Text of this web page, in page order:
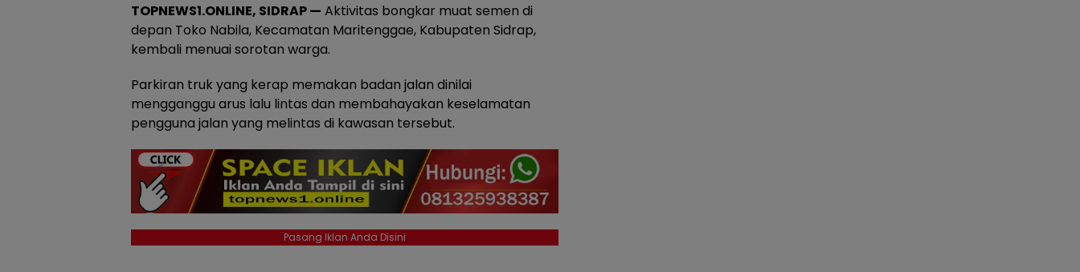
TOPNEWS1.ONLINE, SIDRAP — Aktivitas bongkar muat semen di
depan Toko Nabila, Kecamatan Maritenggae, Kabupaten Sidrap,
kembali menuai sorotan warga.
Parkiran truk yang kerap memakan badan jalan dinilai
mengganggu arus lalu lintas dan membahayakan keselamatan
pengguna jalan yang melintas di kawasan tersebut.
Pasang Iklan Anda Disini